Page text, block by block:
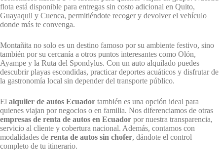
flota está disponible para entregas sin costo adicional en Quito,
Guayaquil y Cuenca, permitiéndote recoger y devolver el vehículo
donde más te convenga.
Montañita no solo es un destino famoso por su ambiente festivo, sino
también por su cercanía a otros puntos interesantes como Olón,
Ayampe y la Ruta del Spondylus. Con un auto alquilado puedes
descubrir playas escondidas, practicar deportes acuáticos y disfrutar de
la gastronomía local sin depender del transporte público.
El alquiler de autos Ecuador también es una opción ideal para
quienes viajan por negocios o en familia. Nos diferenciamos de otras
empresas de renta de autos en Ecuador por nuestra transparencia,
servicio al cliente y cobertura nacional. Además, contamos con
modalidades de renta de autos sin chofer, dándote el control
completo de tu itinerario.